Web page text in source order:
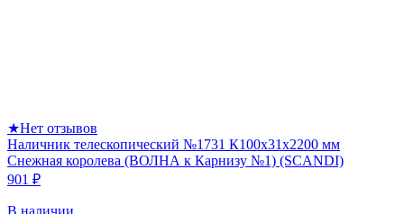
★Нет отзывов
Наличник телескопический №1731 К100х31х2200 мм
Снежная королева (ВОЛНА к Карнизу №1) (SCANDI)
901 ₽